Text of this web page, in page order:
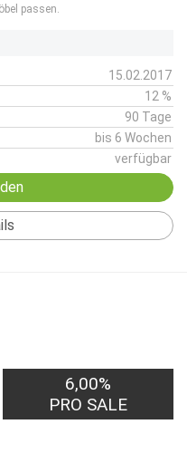
passen.
15.02.2017
12 %
90 Tage
bis 6 Wochen
verfügbar
6,00%
PRO SALE